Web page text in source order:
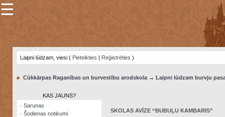
×
Šodienas
notikumi
☰
Laipni lūdzam, viesi ( Pieteikties | Reģistrēties )
● Cūkkārpas Raganības un burvestību arodskola→ Laipni lūdzam burvju
KAS JAUNS?
· Sarunas
· Šodienas notikumi
SKOLAS AVĪZE “BUBUĻU KAMBARIS”